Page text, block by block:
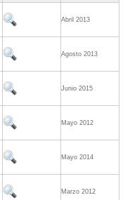
Abril 2013
Agosto 2013
Junio 2015
Mayo 2012
Mayo 2014
Marzo 2012